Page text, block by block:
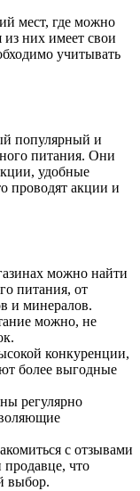
мест, где можно
них имеет свои
учитывать
популярный и
питания. Они
удобные
проводят акции и
можно найти
питания, от
и минералов.
можно, не
конкуренции,
более выгодные
регулярно
с отзывами
что
выбор.